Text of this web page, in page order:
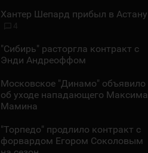
Хантер Шепард прибыл в Астану
4
"Сибирь" расторгла контракт с
Энди Андреоффом
Московское "Динамо" объявило
об уходе нападающего Максима
Мамина
"Торпедо" продлило контракт с
форвардом Егором Соколовым